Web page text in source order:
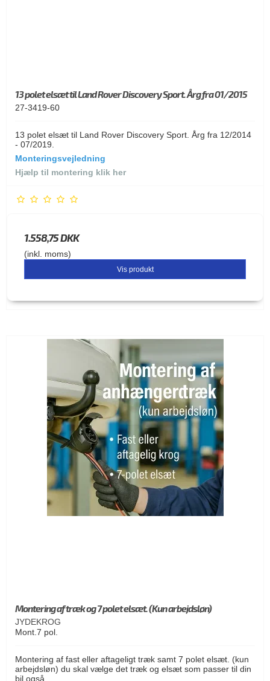
13 polet elsæt til Land Rover Discovery Sport. Årg fra 01/2015
27-3419-60
13 polet elsæt til Land Rover Discovery Sport. Årg fra 12/2014
- 07/2019.
Monteringsvejledning
Hjælp til montering klik her
1.558,75 DKK
(inkl. moms)
Vis produkt
Montering af træk og 7 polet elsæt. (Kun arbejdsløn)
JYDEKROG
Mont.7 pol.
Montering af fast eller aftageligt træk samt 7 polet elsæt. (kun
arbejdsløn) du skal vælge det træk og elsæt som passer til din
bil også.